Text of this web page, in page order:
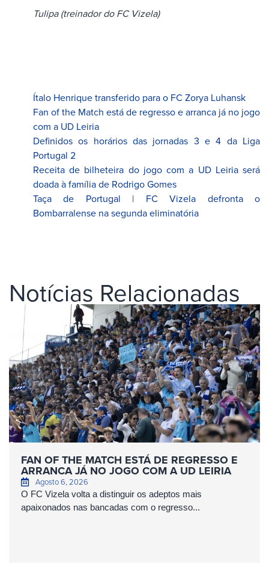
Tulipa (treinador do FC Vizela)
Ítalo Henrique transferido para o FC Zorya Luhansk
Fan of the Match está de regresso e arranca já no jogo
com a UD Leiria
Definidos os horários das jornadas 3 e 4 da Liga
Portugal 2
Receita de bilheteira do jogo com a UD Leiria será
doada à família de Rodrigo Gomes
Taça de Portugal | FC Vizela defronta o
Bombarralense na segunda eliminatória
Notícias Relacionadas
FAN OF THE MATCH ESTÁ DE REGRESSO E
ARRANCA JÁ NO JOGO COM A UD LEIRIA
Agosto 6, 2026
O FC Vizela volta a distinguir os adeptos mais
apaixonados nas bancadas com o regresso...